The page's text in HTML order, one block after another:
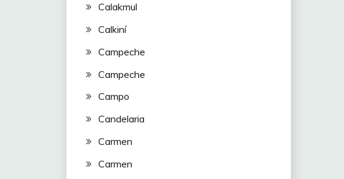
Calakmul
Calkiní
Campeche
Campeche
Campo
Candelaria
Carmen
Carmen